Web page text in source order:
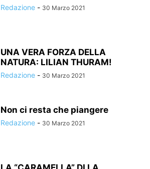
Redazione - 30 Marzo 2021
UNA VERA FORZA DELLA
NATURA: LILIAN THURAM!
Redazione - 30 Marzo 2021
Non ci resta che piangere
Redazione - 30 Marzo 2021